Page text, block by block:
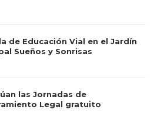
de Educación Vial en el Jardín
Sueños y Sonrisas
las Jornadas de
Legal gratuito